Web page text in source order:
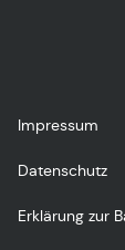
Impressum
Datenschutz
Erklärung zur